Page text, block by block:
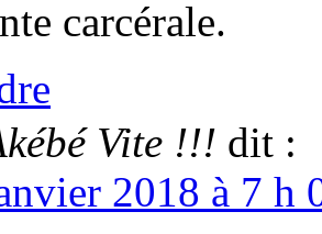
carcérale.
Vite !!! dit :
2018 à 7 h